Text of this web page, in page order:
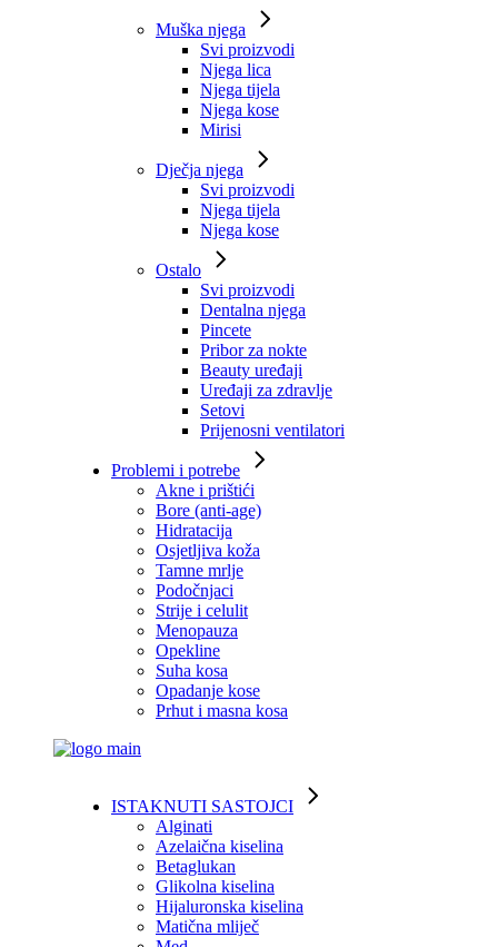
Muška njega
Svi proizvodi
Njega lica
Njega tijela
Njega kose
Mirisi
Dječja njega
Svi proizvodi
Njega tijela
Njega kose
Ostalo
Svi proizvodi
Dentalna njega
Pincete
Pribor za nokte
Beauty uređaji
Uređaji za zdravlje
Setovi
Prijenosni ventilatori
Problemi i potrebe
Akne i prištići
Bore (anti-age)
Hidratacija
Osjetljiva koža
Tamne mrlje
Podočnjaci
Strije i celulit
Menopauza
Opekline
Suha kosa
Opadanje kose
Prhut i masna kosa
ISTAKNUTI SASTOJCI
Alginati
Azelaična kiselina
Betaglukan
Glikolna kiselina
Hijaluronska kiselina
Matična mliječ